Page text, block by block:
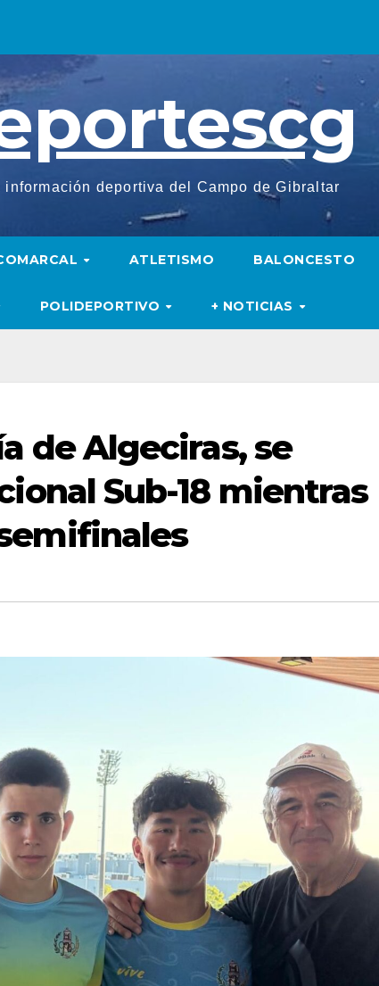
información deportiva del Campo de Gibraltar
ATLETISMO BALONCESTO
POLIDEPORTIVO + NOTICIAS
de Algeciras, se
Sub-18 mientras